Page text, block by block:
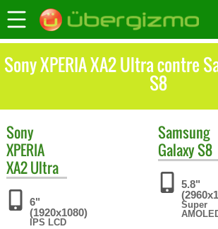
Sony XPERIA XA2 Ultra contre
S8
Sony
XPERIA
XA2 Ultra
6"
(1920x1080)
IPS LCD
Samsung
Galaxy S8
5.8"
Super